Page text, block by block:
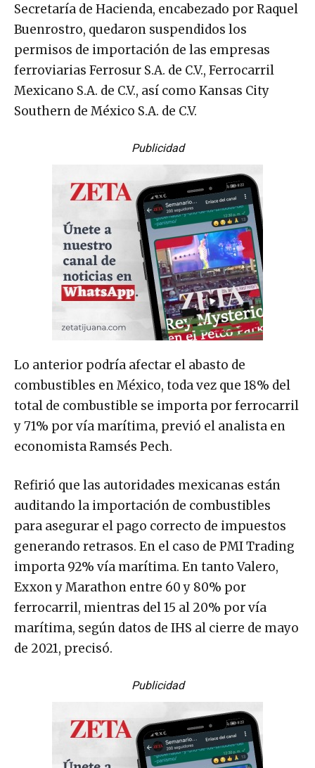
Secretaría de Hacienda, encabezado por Raquel
Buenrostro, quedaron suspendidos los
permisos de importación de las empresas
ferroviarias Ferrosur S.A. de C.V., Ferrocarril
Mexicano S.A. de C.V., así como Kansas City
Southern de México S.A. de C.V.
Publicidad
Lo anterior podría afectar el abasto de
combustibles en México, toda vez que 18% del
total de combustible se importa por ferrocarril
y 71% por vía marítima, previó el analista en
economista Ramsés Pech.
Refirió que las autoridades mexicanas están
auditando la importación de combustibles
para asegurar el pago correcto de impuestos
generando retrasos. En el caso de PMI Trading
importa 92% vía marítima. En tanto Valero,
Exxon y Marathon entre 60 y 80% por
ferrocarril, mientras del 15 al 20% por vía
marítima, según datos de IHS al cierre de mayo
de 2021, precisó.
Publicidad